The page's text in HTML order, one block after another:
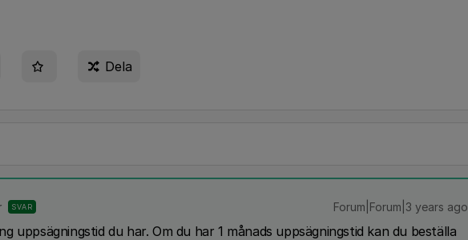
Dela
SVAR Forum|Forum|3 years ago
uppsägningstid du har. Om du har 1 månads uppsägningstid kan du beställa